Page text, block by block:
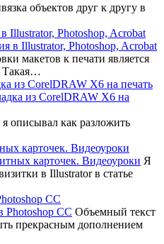
объектов друг к другу в
Illustrator, Photoshop, Acrobat
макетов к печати является
Такая…
из CorelDRAW X6 на печать
описывал как разложить
карточек. Видеоуроки
Я
в Illustrator в статье
CC
Объемный текст
прекрасным дополнением